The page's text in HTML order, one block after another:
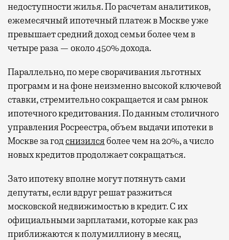
недоступности жилья. По расчетам аналитиков,
ежемесячный ипотечный платеж в Москве уже
превышает средний доход семьи более чем в
четыре раза — около 450% дохода.
Параллельно, по мере сворачивания льготных
программ и на фоне неизменно высокой ключевой
ставки, стремительно сокращается и сам рынок
ипотечного кредитования. По данным столичного
управления Росреестра, объем выдачи ипотеки в
Москве за годснизилсяболее чем на 20%, а число
новых кредитов продолжает сокращаться.
Зато ипотеку вполне могут потянуть сами
депутаты, если вдруг решат разжиться
московской недвижимостью в кредит. С их
официальными зарплатами, которые как раз
приближаются к полумиллиону в месяц,